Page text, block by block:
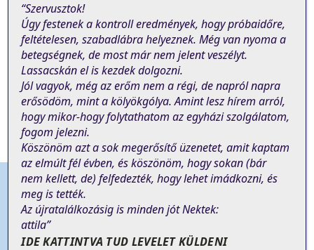
PREVIOUS POST
Tájékoztató
“Szervusztok!
Úgy festenek a kontroll eredmények, hogy próbaidőre,
feltételesen, szabadlábra helyeznek. Még van nyoma a
betegségnek, de most már nem jelent veszélyt.
Lassacskán el is kezdek dolgozni.
Jól vagyok, még az erőm nem a régi, de napról napra
erősödöm, mint a kölyökgólya. Amint lesz hírem arról,
hogy mikor-hogy folytathatom az egyházi szolgálatom,
fogom jelezni.
Köszönöm azt a sok megerősítő üzenetet, amit kaptam
az elmúlt fél évben, és köszönöm, hogy sokan (bár
nemkellett, de) felfedezték, hogy lehet imádkozni, és
meg is tették.
Az újratalálkozásig is minden jót Nektek:
attila”
IDE KATTINTVA TUD LEVELET KÜLDENI